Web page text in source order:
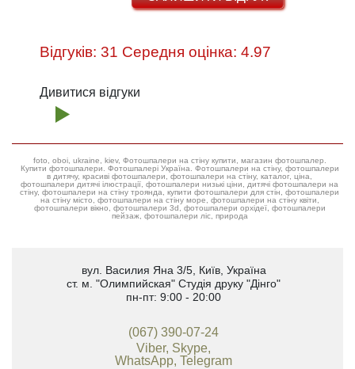
Відгуків: 31 Середня оцінка: 4.97
Дивитися відгуки
foto, oboi, ukraine, kiev, Фотошпалери на стіну купити, магазин фотошпалер.
Купити фотошпалери. Фотошпалері Україна. Фотошпалери на стіну, фотошпалери
в дитячу, красиві фотошпалери, фотошпалери на стіну, каталог, ціна,
фотошпалери дитячі ілюстрації, фотошпалери низькі ціни, дитячі фотошпалери на
стіну, фотошпалери на стіну троянда, купити фотошпалери для стін, фотошпалери
на стіну місто, фотошпалери на стіну море, фотошпалери на стіну квіти,
фотошпалери вікно, фотошпалери 3d, фотошпалери орхідеї, фотошпалери
пейзаж, фотошпалери ліс, природа
вул. Василия Яна 3/5, Київ, Україна
ст. м. "Олимпийская" Студія друку "Дінго"
пн-пт: 9:00 - 20:00
(067) 390-07-24
Viber, Skype,
WhatsApp, Telegram